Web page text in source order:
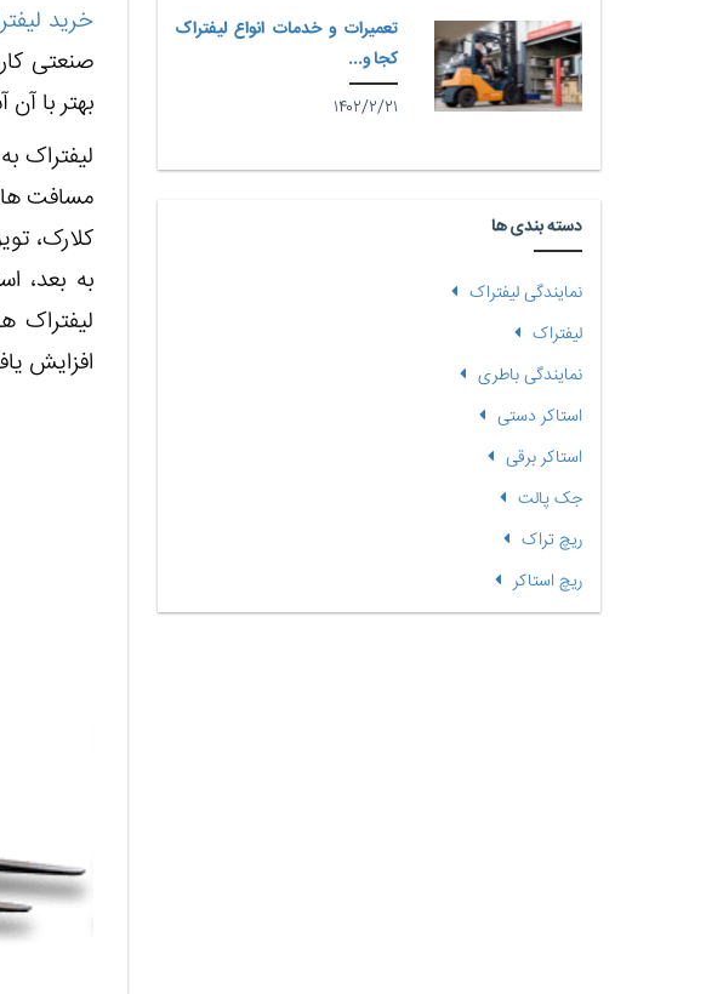
خرید
صنعتی
بهتر با
لیفتراک
مسافت
کلارک،
به بعد،
لیفتراک
افزایش
تعمیرات و خدمات انواع لیفتراک
کجا و...
۱۴۰۲/۲/۲۱
دسته بندی ها
نمایندگی لیفتراک
لیفتراک
نمایندگی باطری
استاکر دستی
استاکر برقی
جک پالت
ریچ تراک
ریچ استاکر